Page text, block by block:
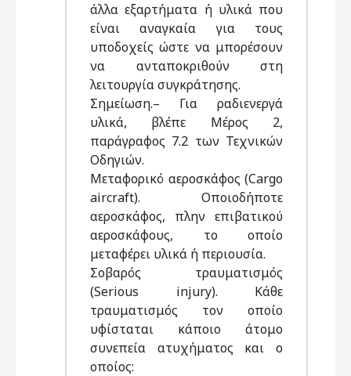
άλλα εξαρτήματα ή υλικά που
είναι αναγκαία για τους
υποδοχείς ώστε να μπορέσουν
να ανταποκριθούν στη
λειτουργία συγκράτησης.
Σημείωση.– Για ραδιενεργά
υλικά, βλέπε Μέρος 2,
παράγραφος 7.2 των Τεχνικών
Οδηγιών.
Μεταφορικό αεροσκάφος (Cargo
aircraft). Οποιοδήποτε
αεροσκάφος, πλην επιβατικού
αεροσκάφους, το οποίο
μεταφέρει υλικά ή περιουσία.
Σοβαρός τραυματισμός
(Serious injury). Κάθε
τραυματισμός τον οποίο
υφίσταται κάποιο άτομο
συνεπεία ατυχήματος και ο
οποίος: